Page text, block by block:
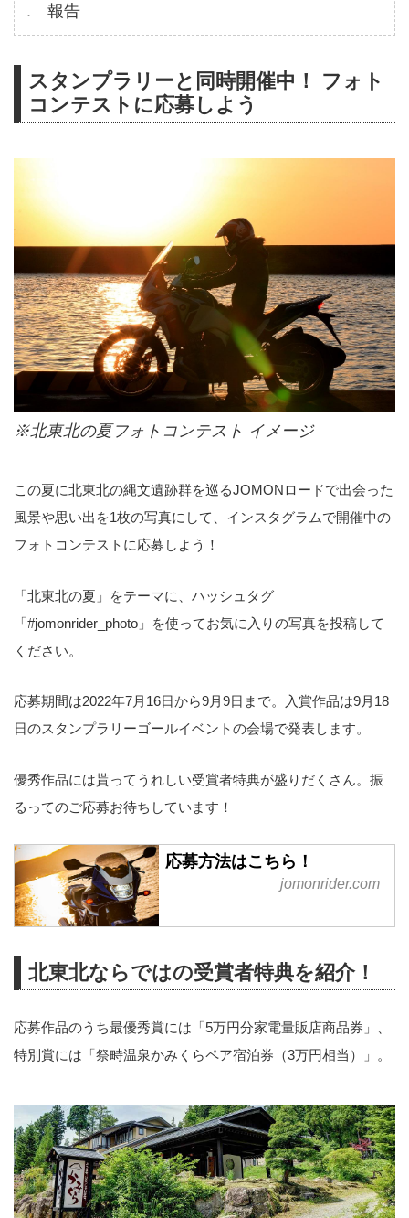
報告
スタンプラリーと同時開催中！ フォト
コンテストに応募しよう
※北東北の夏フォトコンテスト イメージ
この夏に北東北の縄文遺跡群を巡るJOMONロードで出会った
風景や思い出を1枚の写真にして、インスタグラムで開催中の
フォトコンテストに応募しよう！
「北東北の夏」をテーマに、ハッシュタグ
「#jomonrider_photo」を使ってお気に入りの写真を投稿して
ください。
応募期間は2022年7月16日から9月9日まで。入賞作品は9月18
日のスタンプラリーゴールイベントの会場で発表します。
優秀作品には貰ってうれしい受賞者特典が盛りだくさん。振
るってのご応募お待ちしています！
応募方法はこちら！
jomonrider.com
北東北ならではの受賞者特典を紹介！
応募作品のうち最優秀賞には「5万円分家電量販店商品券」、
特別賞には「祭畤温泉かみくらペア宿泊券（3万円相当）」。